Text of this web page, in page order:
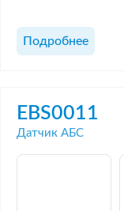
Подробнее
EBS0011
Датчик АБС